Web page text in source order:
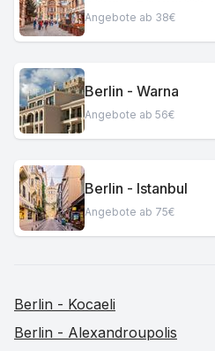
Angebote ab 38€
Berlin - Warna
Angebote ab 56€
Berlin - Istanbul
Angebote ab 75€
Berlin - Kocaeli
Berlin - Alexandroupolis